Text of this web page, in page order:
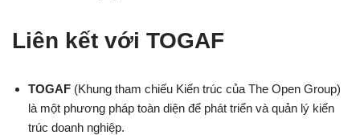
Liên kết với TOGAF
TOGAF (Khung tham chiếu Kiến trúc của The Open Group)
là một phương pháp toàn diện để phát triển và quản lý kiến
trúc doanh nghiệp.